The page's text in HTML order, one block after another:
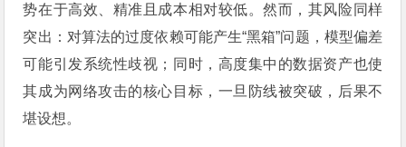
势在于高效、精准且成本相对较低。然而，其风险同样
突出：对算法的过度依赖可能产生“黑箱”问题，模型偏差
可能引发系统性歧视；同时，高度集中的数据资产也使
其成为网络攻击的核心目标，一旦防线被突破，后果不
堪设想。